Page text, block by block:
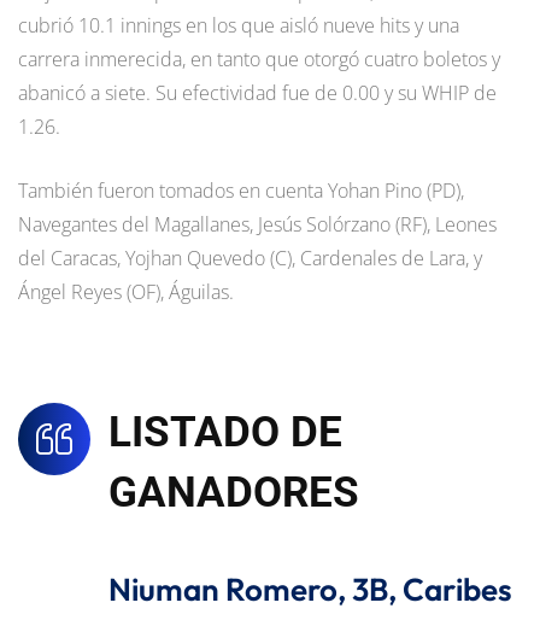
cubrió 10.1 innings en los que aisló nueve hits y una
carrera inmerecida, en tanto que otorgó cuatro boletos y
abanicó a siete. Su efectividad fue de 0.00 y su WHIP de
1.26.
También fueron tomados en cuenta Yohan Pino (PD),
Navegantes del Magallanes, Jesús Solórzano (RF), Leones
del Caracas, Yojhan Quevedo (C), Cardenales de Lara, y
Ángel Reyes (OF), Águilas.
LISTADO DE
GANADORES
Niuman Romero, 3B, Caribes